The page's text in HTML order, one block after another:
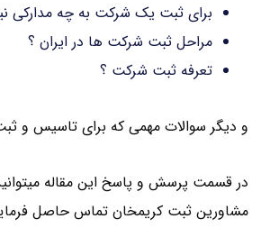
برای ثبت یک شرکت به چه مدارکی
مراحل ثبت شرکت ها در ایران ؟
تعرفه ثبت شرکت ؟
و دیگر سوالات مهمی که برای تاسیس و
در قسمت پرسش و پاسخ این مقاله
مشاورین ثبت کریمخان تماس حاصل فرمایید . (